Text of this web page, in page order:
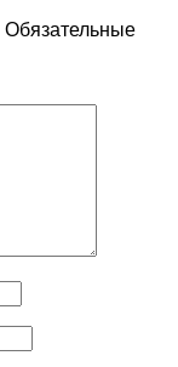
Обязательные